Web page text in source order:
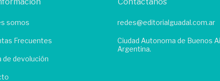
somos
Frecuentes
de devolución
redes@editorialguadal.com.ar
Ciudad Autonoma de Buenos
Argentina.